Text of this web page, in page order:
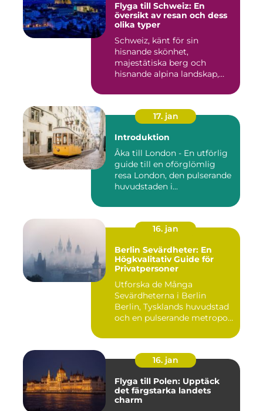
Flyga till Schweiz: En
översikt av resan och dess
olika typer
Schweiz, känt för sin
hisnande skönhet,
majestätiska berg och
hisnande alpina landskap,
17. jan
Introduktion
Åka till London - En utförlig
guide till en oförglömlig
resa London, den pulserande
huvudstaden i...
16. jan
Berlin Sevärdheter: En
Högkvalitativ Guide för
Privatpersoner
Utforska de Många
Sevärdheterna i Berlin
Berlin, Tysklands huvudstad
och en pulserande metropol,
16. jan
Flyga till Polen: Upptäck
det färgstarka landets
charm